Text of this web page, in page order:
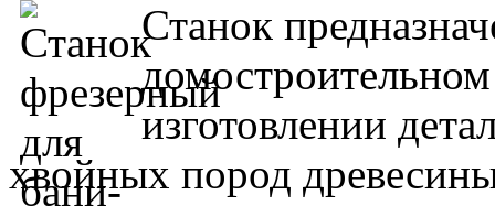
Станок
изготовлении
хвойных пород